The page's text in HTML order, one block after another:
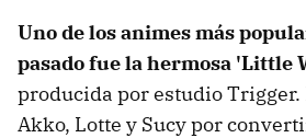
Uno de los animes más
pasado fue la hermosa 'Little
producida por estudio Trigger.
Akko, Lotte y Sucy por